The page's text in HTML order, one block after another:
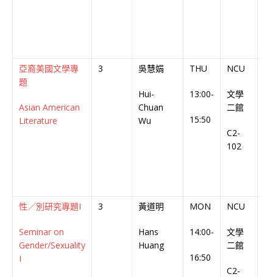
亞裔美國文學專
題
Asian American
Literature
3 吳慧娟
Hui-
Chuan
Wu
THU
13:00-
15:50
NCU
文學
二館
C2-
102
性／別研究專題I
Seminar on
Gender/Sexuality
I
3 黃道明
Hans
Huang
MON
14:00-
16:50
NCU
文學
二館
C2-